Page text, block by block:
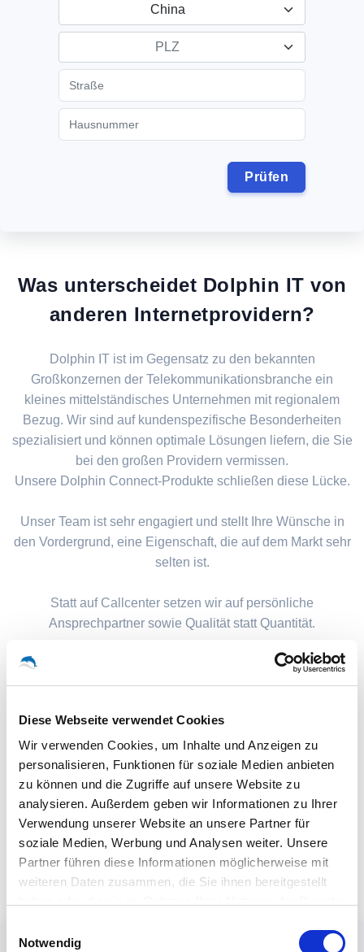
Diese Webseite verwendet Cookies
Wir verwenden Cookies, um Inhalte und Anzeigen zu
personalisieren, Funktionen für soziale Medien anbieten
zu können und die Zugriffe auf unsere Website zu
analysieren. Außerdem geben wir Informationen zu Ihrer
Verwendung unserer Website an unsere Partner für
soziale Medien, Werbung und Analysen weiter. Unsere
Partner führen diese Informationen möglicherweise mit
weiteren Daten zusammen, die Sie ihnen bereitgestellt
Notwendig
China
PLZ
Was unterscheidet Dolphin IT von
anderen Internetprovidern?
Dolphin IT ist im Gegensatz zu den bekannten
Großkonzernen der Telekommunikationsbranche ein
kleines mittelständisches Unternehmen mit regionalem
Bezug. Wir sind auf kundenspezifische Besonderheiten
spezialisiert und können optimale Lösungen liefern, die Sie
bei den großen Providern vermissen.
Unsere Dolphin Connect-Produkte schließen diese Lücke.
Unser Team ist sehr engagiert und stellt Ihre Wünsche in
den Vordergrund, eine Eigenschaft, die auf dem Markt sehr
selten ist.
Statt auf Callcenter setzen wir auf persönliche
Ansprechpartner sowie Qualität statt Quantität.